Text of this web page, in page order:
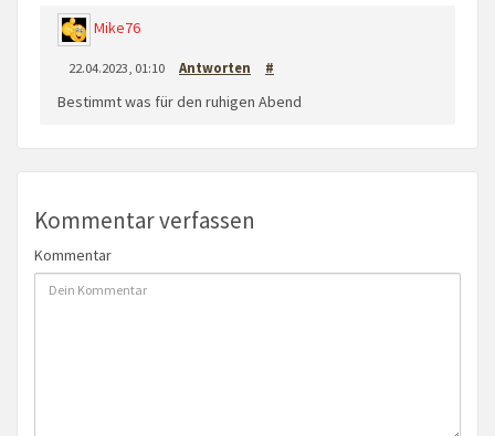
Mike76
22.04.2023, 01:10 Antworten #
Bestimmt was für den ruhigen Abend
Kommentar verfassen
Kommentar